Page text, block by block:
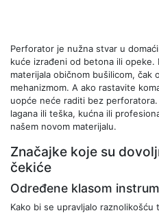
Perforator je nužna stvar u
kuće izrađeni od betona ili
materijala običnom bušilicom, čak
mehanizmom. A ako rastavite
uopće neće raditi bez
lagana ili teška, kućna ili
našem novom materijalu.
Značajke koje su
čekiće
Određene klasom
Kako bi se upravljalo raznolikošću